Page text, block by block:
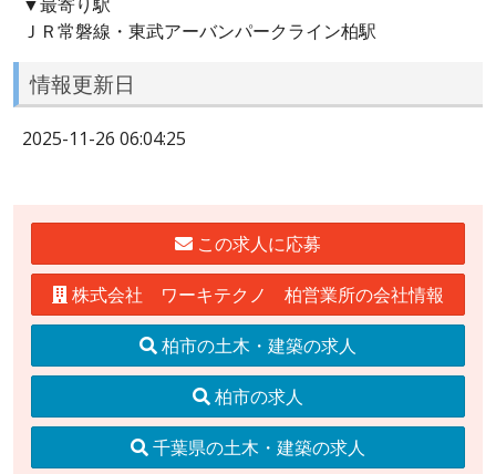
ＪＲ常磐線・東武アーバンパークライン柏駅
情報更新日
2025-11-26 06:04:25
この求人に応募
株式会社 ワーキテクノ 柏営業所の会社情報
柏市の土木・建築の求人
柏市の求人
千葉県の土木・建築の求人